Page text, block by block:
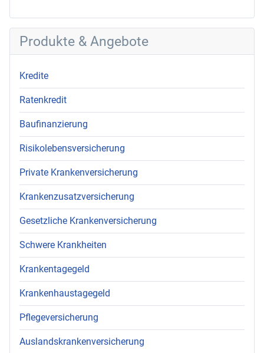
Produkte & Angebote
Kredite
Ratenkredit
Baufinanzierung
Risikolebensversicherung
Private Krankenversicherung
Krankenzusatzversicherung
Gesetzliche Krankenversicherung
Schwere Krankheiten
Krankentagegeld
Krankenhaustagegeld
Pflegeversicherung
Auslandskrankenversicherung